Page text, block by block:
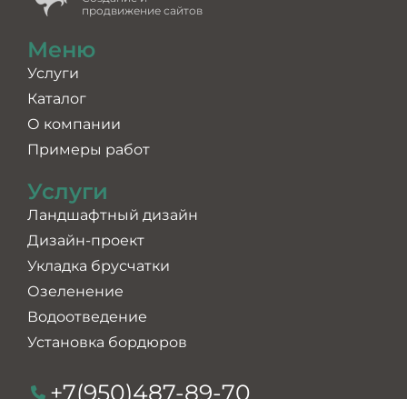
продвижение сайтов
Меню
Услуги
Каталог
О компании
Примеры работ
Услуги
Ландшафтный дизайн
Дизайн-проект
Укладка брусчатки
Озеленение
Водоотведение
Установка бордюров
+7(950)487-89-70